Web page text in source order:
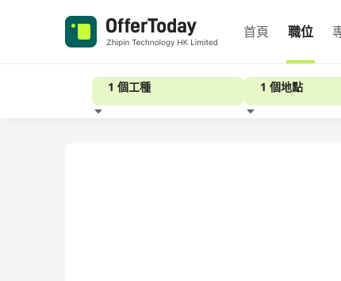
首頁 職位
1 個工種 1 個地點